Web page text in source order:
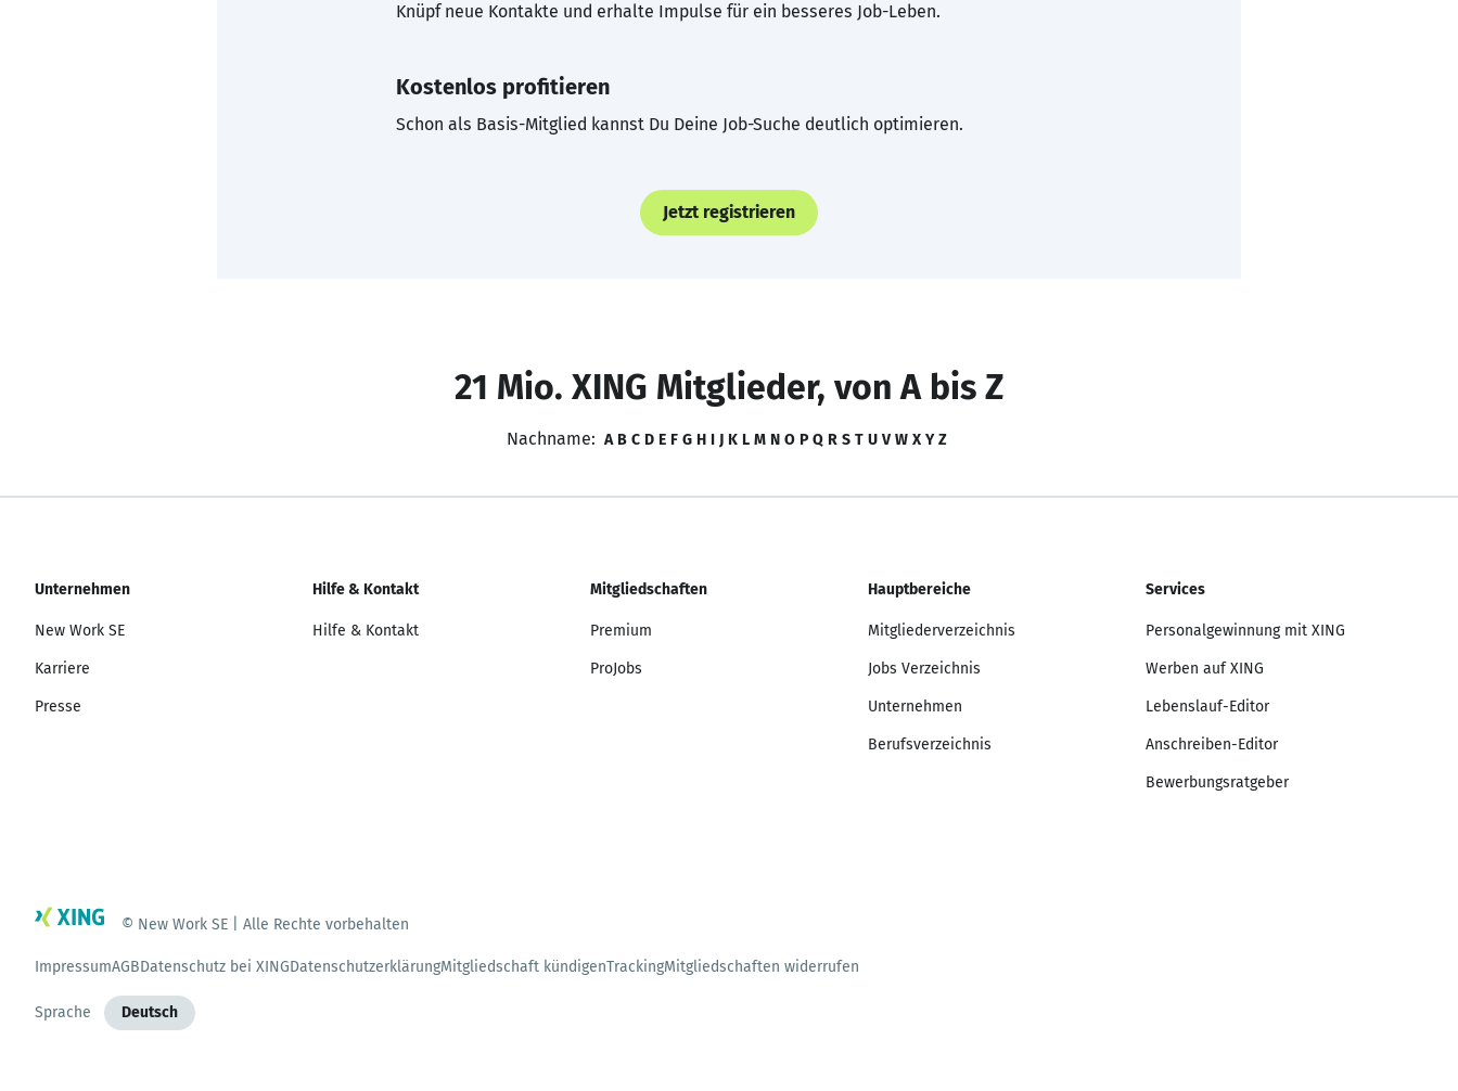
Knüpf neue Kontakte und erhalte Impulse für ein besseres Job-Leben.
Kostenlos profitieren
Schon als Basis-Mitglied kannst Du Deine Job-Suche deutlich optimieren.
Jetzt registrieren
21 Mio. XING Mitglieder, von A bis Z
Nachname: A B C D E F G H I J K L M N O P Q R S T U V W X Y Z
Unternehmen
New Work SE
Karriere
Presse
Hilfe & Kontakt
Hilfe & Kontakt
Mitgliedschaften
Premium
ProJobs
Hauptbereiche
Mitgliederverzeichnis
Jobs Verzeichnis
Unternehmen
Berufsverzeichnis
Services
Personalgewinnung mit XING
Werben auf XING
Lebenslauf-Editor
Anschreiben-Editor
Bewerbungsratgeber
© New Work SE | Alle Rechte vorbehalten
ImpressumAGBDatenschutz bei XINGDatenschutzerklärungMitgliedschaft kündigenTrackingMitgliedschaften widerrufen
Sprache Deutsch